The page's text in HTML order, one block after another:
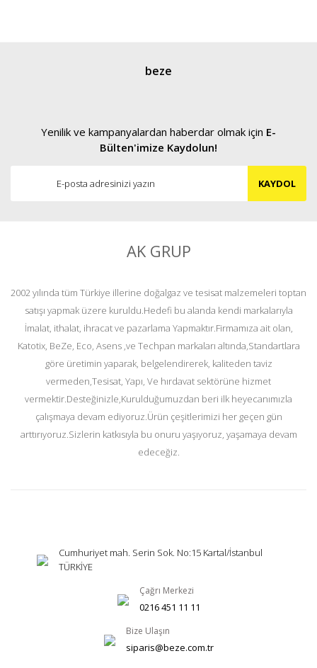
beze
Yenilik ve kampanyalardan haberdar olmak için E-
Bülten'imize Kaydolun!
KAYDOL
AK GRUP
2002 yılında tüm Türkiye illerine doğalgaz ve tesisat malzemeleri toptan
satışı yapmak üzere kuruldu.Hedefi bu alanda kendi markalarıyla
İmalat, ithalat, ihracat ve pazarlama Yapmaktır.Firmamıza ait olan,
Katotix, BeZe, Eco, Asens ,ve Techpan markaları altında,Standartlara
göre üretimin yaparak, belgelendirerek, kaliteden taviz
vermeden,Tesisat, Yapı, Ve hırdavat sektörüne hizmet
vermektir.Desteğinizle,Kurulduğumuzdan beri ilk heyecanımızla
çalışmaya devam ediyoruz.Ürün çeşitlerimizi her geçen gün
arttırıyoruz.Sizlerin katkısıyla bu onuru yaşıyoruz, yaşamaya devam
edeceğiz.
Cumhuriyet mah. Serin Sok. No:15 Kartal/İstanbul
TÜRKİYE
Çağrı Merkezi
0216 451 11 11
Bize Ulaşın
siparis@beze.com.tr